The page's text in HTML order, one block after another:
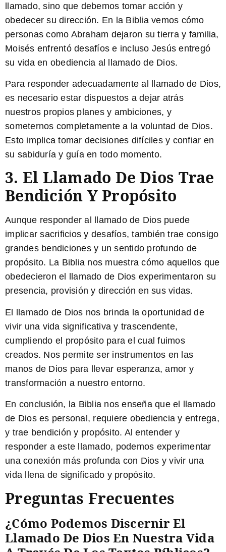
llamado, sino que debemos tomar acción y
obedecer su dirección. En la Biblia vemos cómo
personas como Abraham dejaron su tierra y familia,
Moisés enfrentó desafíos e incluso Jesús entregó
su vida en obediencia al llamado de Dios.
Para responder adecuadamente al llamado de Dios,
es necesario estar dispuestos a dejar atrás
nuestros propios planes y ambiciones, y
someternos completamente a la voluntad de Dios.
Esto implica tomar decisiones difíciles y confiar en
su sabiduría y guía en todo momento.
3. El Llamado De Dios Trae
Bendición Y Propósito
Aunque responder al llamado de Dios puede
implicar sacrificios y desafíos, también trae consigo
grandes bendiciones y un sentido profundo de
propósito. La Biblia nos muestra cómo aquellos que
obedecieron el llamado de Dios experimentaron su
presencia, provisión y dirección en sus vidas.
El llamado de Dios nos brinda la oportunidad de
vivir una vida significativa y trascendente,
cumpliendo el propósito para el cual fuimos
creados. Nos permite ser instrumentos en las
manos de Dios para llevar esperanza, amor y
transformación a nuestro entorno.
En conclusión, la Biblia nos enseña que el llamado
de Dios es personal, requiere obediencia y entrega,
y trae bendición y propósito. Al entender y
responder a este llamado, podemos experimentar
una conexión más profunda con Dios y vivir una
vida llena de significado y propósito.
Preguntas Frecuentes
¿Cómo Podemos Discernir El
Llamado De Dios En Nuestra Vida